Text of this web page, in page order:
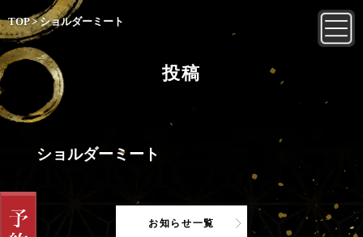
TOP>ショルダーミート
投稿
ショルダーミート
お知らせ一覧